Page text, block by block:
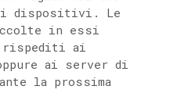
dispositivi. Le
in essi
rispediti ai
ai server di
la prossima